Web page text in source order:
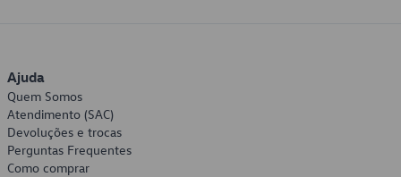
Ajuda
Quem Somos
Atendimento (SAC)
Devoluções e trocas
Perguntas Frequentes
Como comprar